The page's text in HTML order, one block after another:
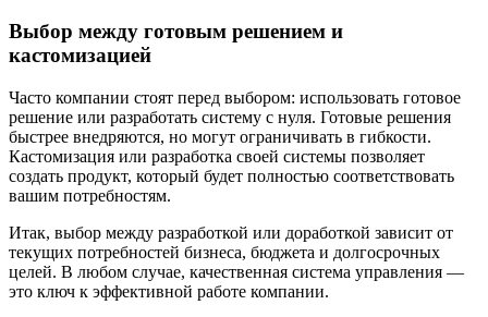
Выбор между готовым решением и
кастомизацией
Часто компании стоят перед выбором: использовать готовое
решение или разработать систему с нуля. Готовые решения
быстрее внедряются, но могут ограничивать в гибкости.
Кастомизация или разработка своей системы позволяет
создать продукт, который будет полностью соответствовать
вашим потребностям.
Итак, выбор между разработкой или доработкой зависит от
текущих потребностей бизнеса, бюджета и долгосрочных
целей. В любом случае, качественная система управления —
это ключ к эффективной работе компании.